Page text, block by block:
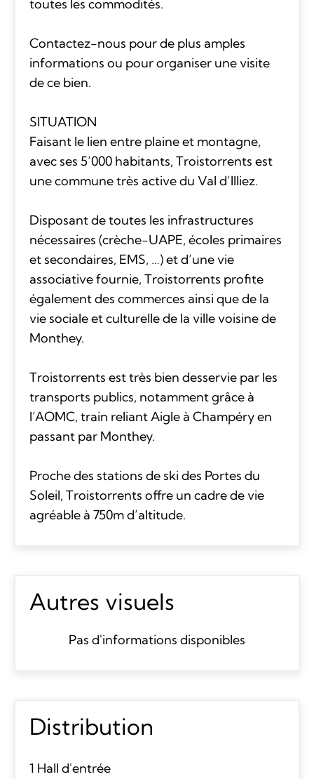
toutes les commodités.
Contactez-nous pour de plus amples
informations ou pour organiser une visite
de ce bien.
SITUATION
Faisant le lien entre plaine et montagne,
avec ses 5’000 habitants, Troistorrents est
une commune très active du Val d’Illiez.
Disposant de toutes les infrastructures
nécessaires (crèche-UAPE, écoles primaires
et secondaires, EMS, …) et d’une vie
associative fournie, Troistorrents profite
également des commerces ainsi que de la
vie sociale et culturelle de la ville voisine de
Monthey.
Troistorrents est très bien desservie par les
transports publics, notamment grâce à
l’AOMC, train reliant Aigle à Champéry en
passant par Monthey.
Proche des stations de ski des Portes du
Soleil, Troistorrents offre un cadre de vie
agréable à 750m d’altitude.
Autres visuels
Pas d'informations disponibles
Distribution
1 Hall d'entrée